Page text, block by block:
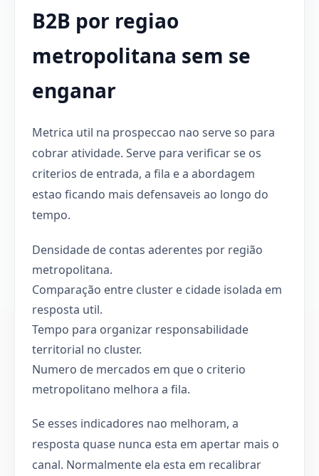
B2B por regiao
metropolitana sem se
enganar
Metrica util na prospeccao nao serve so para
cobrar atividade. Serve para verificar se os
criterios de entrada, a fila e a abordagem
estao ficando mais defensaveis ao longo do
tempo.
Densidade de contas aderentes por região
metropolitana.
Comparação entre cluster e cidade isolada em
resposta util.
Tempo para organizar responsabilidade
territorial no cluster.
Numero de mercados em que o criterio
metropolitano melhora a fila.
Se esses indicadores nao melhoram, a
resposta quase nunca esta em apertar mais o
canal. Normalmente ela esta em recalibrar